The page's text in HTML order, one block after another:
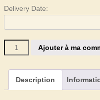
Delivery Date:
quantité
Cocktail
bissap
Ajouter à ma
Description